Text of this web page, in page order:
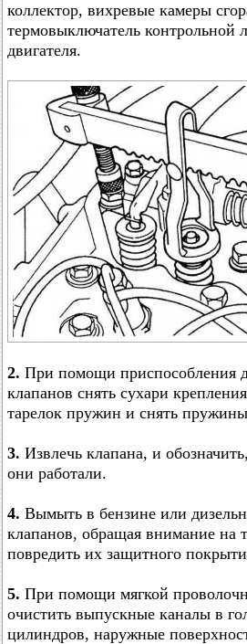
коллектор, вихревые камеры
термовыключатель контрольной
двигателя.
2. При помощи приспособления
клапанов снять сухари
тарелок пружин и снять
3. Извлечь клапана, и
они работали.
4. Вымыть в бензине или
клапанов, обращая внимание на
повредить их защитного
5. При помощи мягкой
очистить выпускные каналы в
цилиндров, наружные